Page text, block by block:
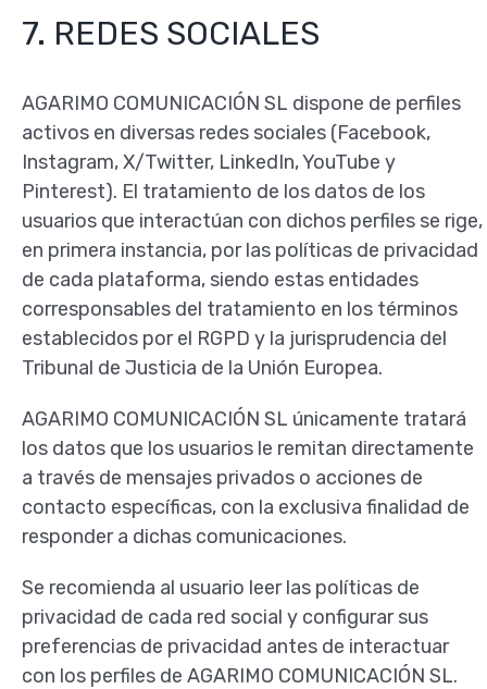
7. REDES SOCIALES
AGARIMO COMUNICACIÓN SL dispone de perfiles
activos en diversas redes sociales (Facebook,
Instagram, X/Twitter, LinkedIn, YouTube y
Pinterest). El tratamiento de los datos de los
usuarios que interactúan con dichos perfiles se rige,
en primera instancia, por las políticas de privacidad
de cada plataforma, siendo estas entidades
corresponsables del tratamiento en los términos
establecidos por el RGPD y la jurisprudencia del
Tribunal de Justicia de la Unión Europea.
AGARIMO COMUNICACIÓN SL únicamente tratará
los datos que los usuarios le remitan directamente
a través de mensajes privados o acciones de
contacto específicas, con la exclusiva finalidad de
responder a dichas comunicaciones.
Se recomienda al usuario leer las políticas de
privacidad de cada red social y configurar sus
preferencias de privacidad antes de interactuar
con los perfiles de AGARIMO COMUNICACIÓN SL.